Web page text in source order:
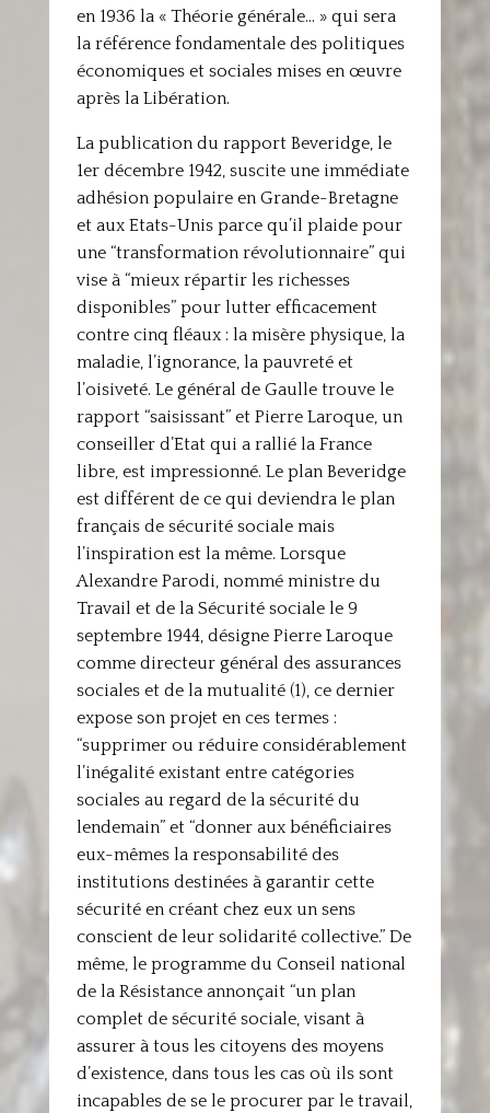
en 1936 la « Théorie générale… » qui sera
la référence fondamentale des politiques
économiques et sociales mises en œuvre
après la Libération.
La publication du rapport Beveridge, le
1er décembre 1942, suscite une immédiate
adhésion populaire en Grande-Bretagne
et aux Etats-Unis parce qu’il plaide pour
une “transformation révolutionnaire” qui
vise à “mieux répartir les richesses
disponibles” pour lutter efficacement
contre cinq fléaux : la misère physique, la
maladie, l’ignorance, la pauvreté et
l’oisiveté. Le général de Gaulle trouve le
rapport “saisissant” et Pierre Laroque, un
conseiller d’Etat qui a rallié la France
libre, est impressionné. Le plan Beveridge
est différent de ce qui deviendra le plan
français de sécurité sociale mais
l’inspiration est la même. Lorsque
Alexandre Parodi, nommé ministre du
Travail et de la Sécurité sociale le 9
septembre 1944, désigne Pierre Laroque
comme directeur général des assurances
sociales et de la mutualité (1), ce dernier
expose son projet en ces termes :
“supprimer ou réduire considérablement
l’inégalité existant entre catégories
sociales au regard de la sécurité du
lendemain” et “donner aux bénéficiaires
eux-mêmes la responsabilité des
institutions destinées à garantir cette
sécurité en créant chez eux un sens
conscient de leur solidarité collective.” De
même, le programme du Conseil national
de la Résistance annonçait “un plan
complet de sécurité sociale, visant à
assurer à tous les citoyens des moyens
d’existence, dans tous les cas où ils sont
incapables de se le procurer par le travail,